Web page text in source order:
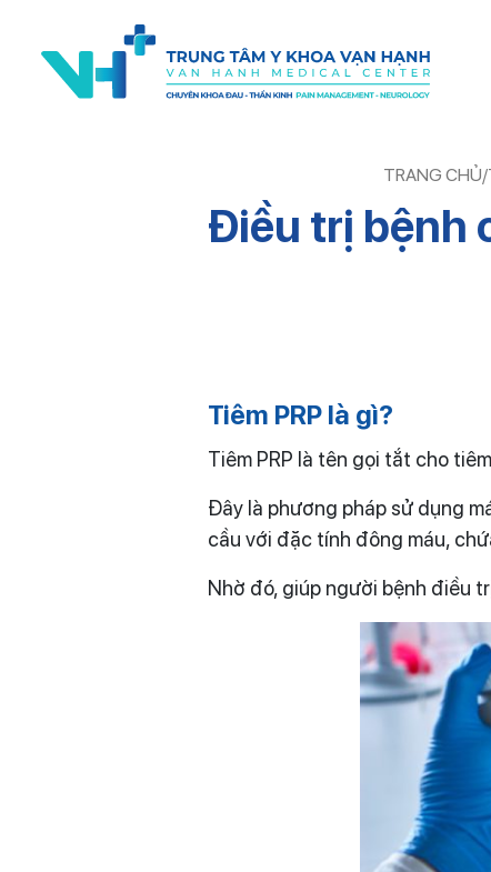
TRANG CHỦ/
Điều trị bệnh
Tiêm PRP là gì?
Tiêm PRP là tên gọi tắt cho
Đây là phương pháp sử dụng
cầu với đặc tính đông máu,
Nhờ đó, giúp người bệnh điều